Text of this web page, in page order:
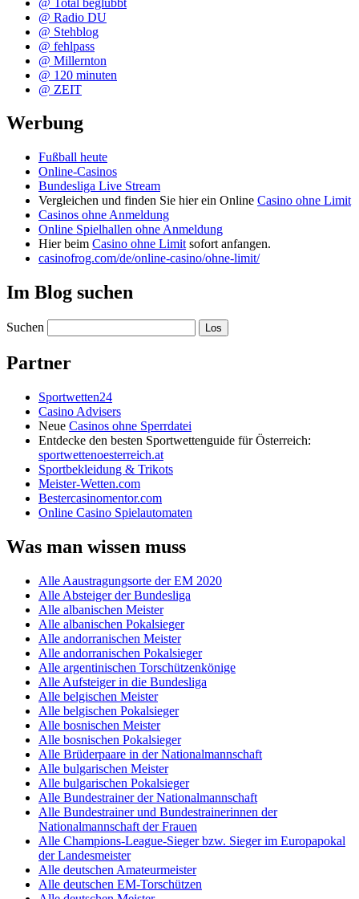
@ Radio DU
@ Stehblog
@ fehlpass
@ Millernton
@ 120 minuten
@ ZEIT
Werbung
Fußball heute
Online-Casinos
Bundesliga Live Stream
Vergleichen und finden Sie hier ein Online Casino ohne Limit
Casinos ohne Anmeldung
Online Spielhallen ohne Anmeldung
Hier beim Casino ohne Limit sofort anfangen.
casinofrog.com/de/online-casino/ohne-limit/
Im Blog suchen
Suchen
Partner
Sportwetten24
Casino Advisers
Neue Casinos ohne Sperrdatei
Entdecke den besten Sportwettenguide für Österreich:
sportwettenoesterreich.at
Sportbekleidung & Trikots
Meister-Wetten.com
Bestercasinomentor.com
Online Casino Spielautomaten
Was man wissen muss
Alle Aaustragungsorte der EM 2020
Alle Absteiger der Bundesliga
Alle albanischen Meister
Alle albanischen Pokalsieger
Alle andorranischen Meister
Alle andorranischen Pokalsieger
Alle argentinischen Torschützenkönige
Alle Aufsteiger in die Bundesliga
Alle belgischen Meister
Alle belgischen Pokalsieger
Alle bosnischen Meister
Alle bosnischen Pokalsieger
Alle Brüderpaare in der Nationalmannschaft
Alle bulgarischen Meister
Alle bulgarischen Pokalsieger
Alle Bundestrainer der Nationalmannschaft
Alle Bundestrainer und Bundestrainerinnen der
Nationalmannschaft der Frauen
Alle Champions-League-Sieger bzw. Sieger im Europapokal
der Landesmeister
Alle deutschen Amateurmeister
Alle deutschen EM-Torschützen